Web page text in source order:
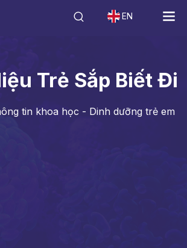
EN
Trẻ Sắp Biết Đi
tin khoa học - Dinh dưỡng trẻ em